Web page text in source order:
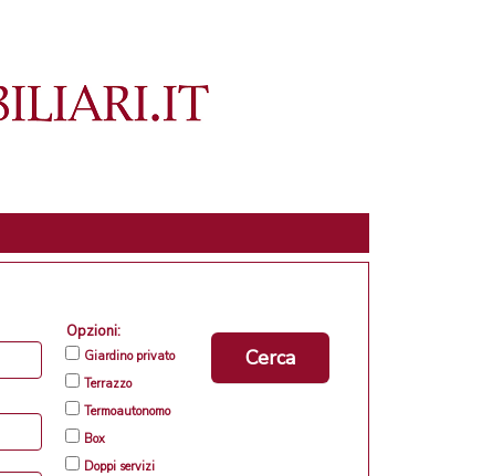
Opzioni:
Giardino privato
Terrazzo
Termoautonomo
Box
Doppi servizi
Cerca